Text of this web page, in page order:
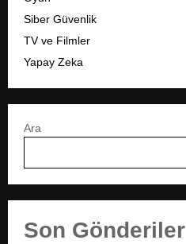
Siber Güvenlik
TV ve Filmler
Yapay Zeka
Ara
Son Gönderiler